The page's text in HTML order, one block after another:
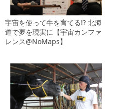
宇宙を使って牛を育てる!? 北海
道で夢を現実に【宇宙カンファ
レンス@NoMaps】